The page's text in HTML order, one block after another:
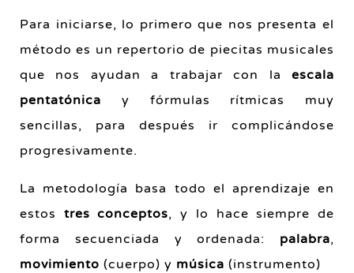
Para iniciarse, lo primero que nos presenta el
método es un repertorio de piecitas musicales
que nos ayudan a trabajar con la escala
pentatónica y fórmulas rítmicas muy
sencillas, para después ir complicándose
progresivamente.
La metodología basa todo el aprendizaje en
estos tres conceptos, y lo hace siempre de
forma secuenciada y ordenada: palabra,
movimiento (cuerpo) y música (instrumento)